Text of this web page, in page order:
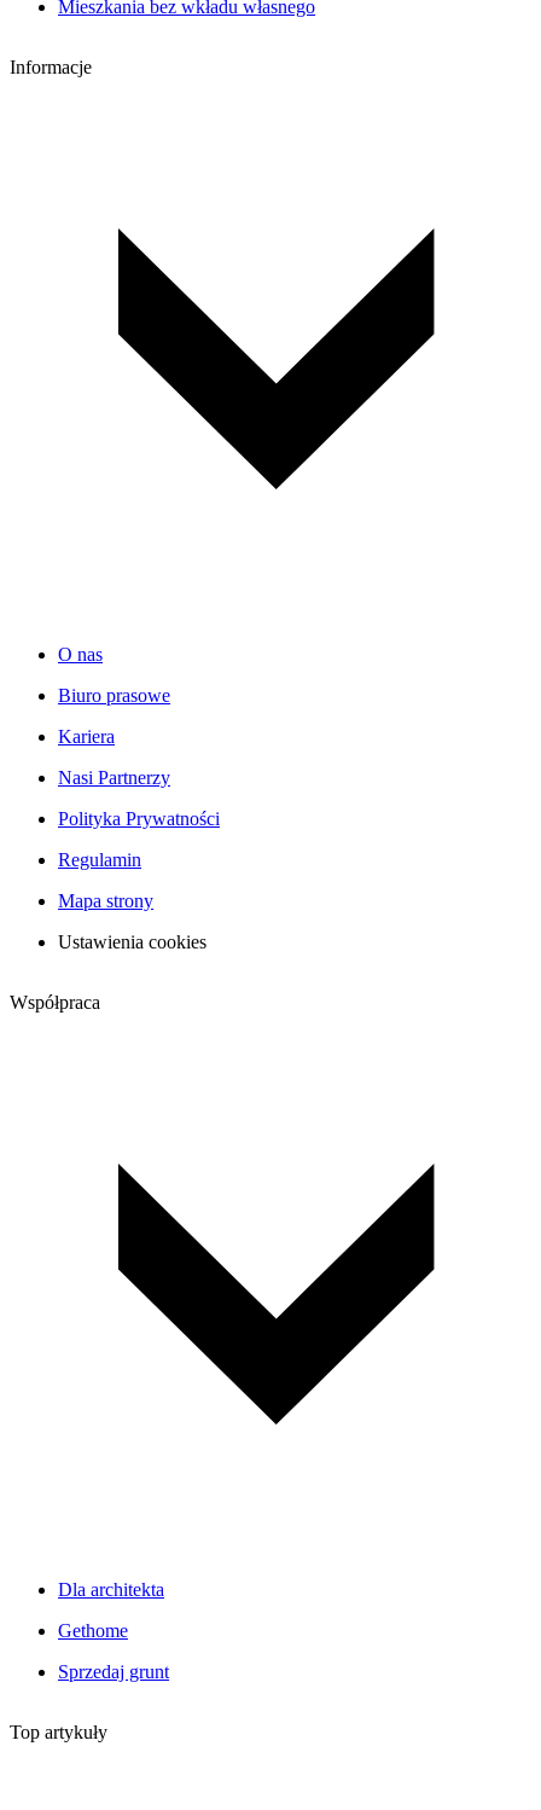
Mieszkania bez wkładu własnego
Informacje
O nas
Biuro prasowe
Kariera
Nasi Partnerzy
Polityka Prywatności
Regulamin
Mapa strony
Ustawienia cookies
Współpraca
Dla architekta
Gethome
Sprzedaj grunt
Top artykuły